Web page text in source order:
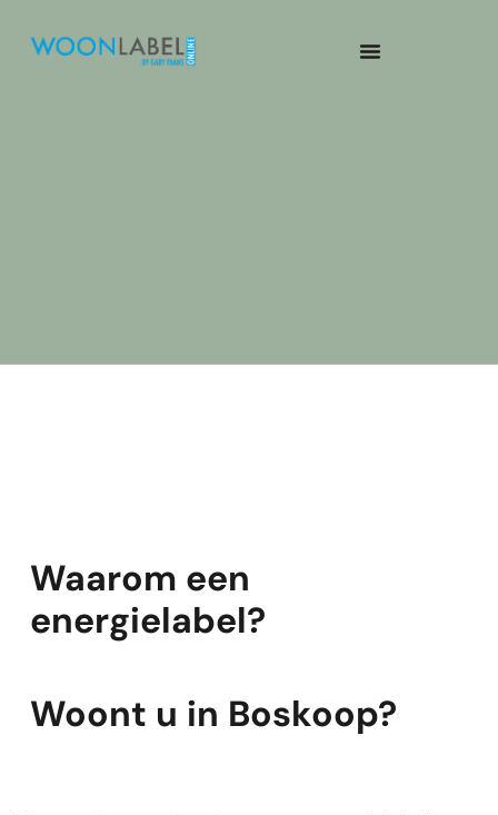
Waarom een
energielabel?
Woont u in Boskoop?